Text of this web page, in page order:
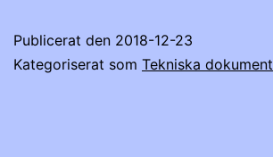
Publicerat den 2018-12-23
Kategoriserat som Tekniska dokument